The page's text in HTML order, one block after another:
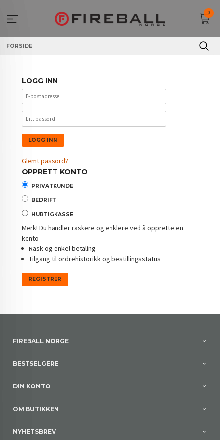
innholdet
0
FORSIDE
LOGG INN
Glemt passord?
OPPRETT KONTO
PRIVATKUNDE
BEDRIFT
HURTIGKASSE
Merk! Du handler raskere og enklere ved å opprette en
konto
Rask og enkel betaling
Tilgang til ordrehistorikk og bestillingsstatus
FIREBALL NORGE
BESTSELGERE
DIN KONTO
OM BUTIKKEN
NYHETSBREV